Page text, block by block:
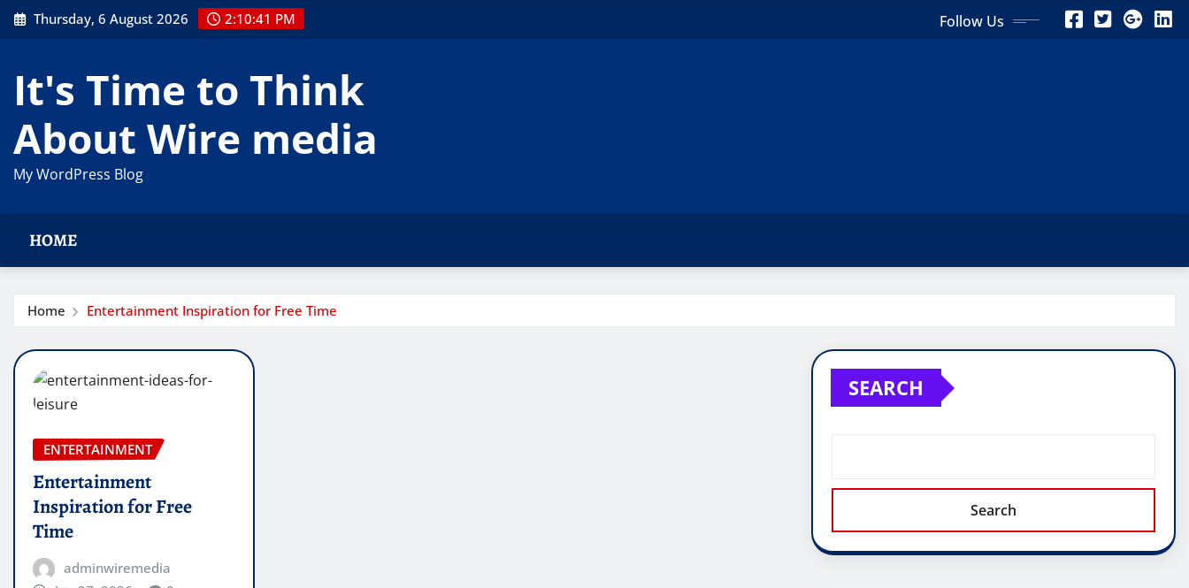
Skip
to
Thursday, 6 August 2026 2:10:42 PM Follow Us
It's Time to Think
About Wire media
My WordPress Blog
HOME
Home Entertainment Inspiration for Free Time
ENTERTAINMENT
Entertainment
Inspiration for Free
Time
adminwiremedia
SEARCH
Search